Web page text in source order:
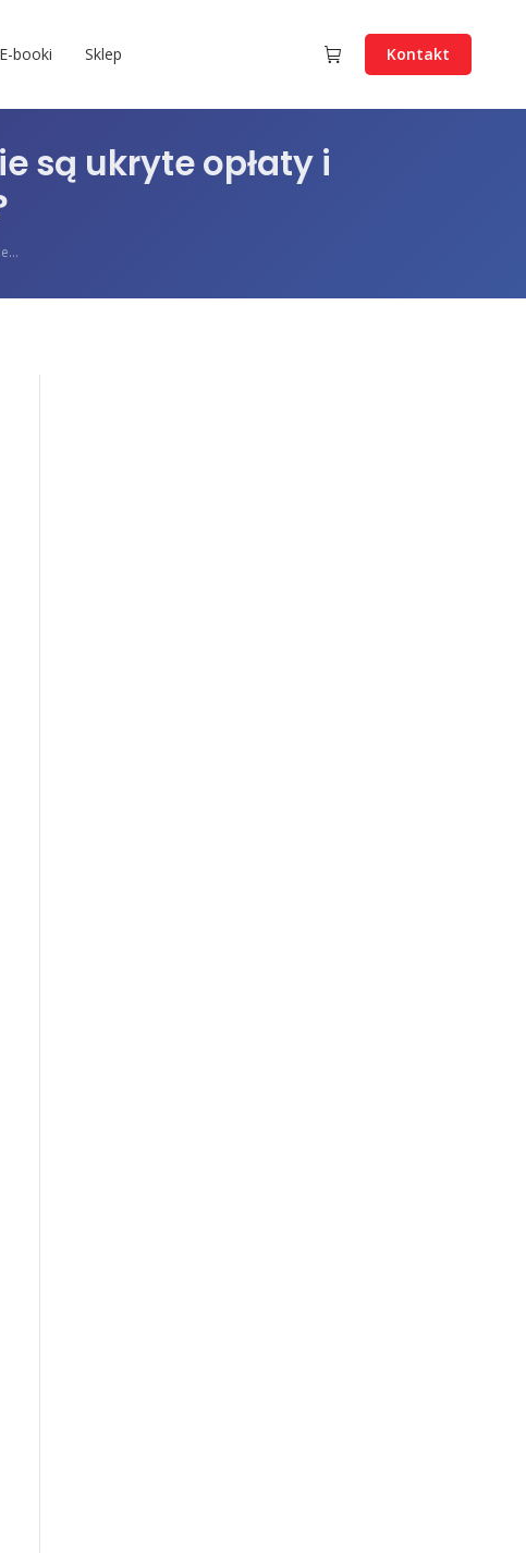
E-booki Sklep Kontakt
są ukryte opłaty i